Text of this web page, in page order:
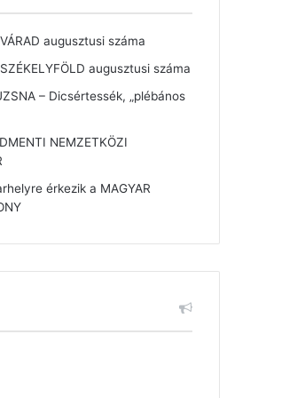
augusztusi száma
augusztusi száma
– Dicsértessék, „plébános
NEMZETKÖZI
érkezik a MAGYAR